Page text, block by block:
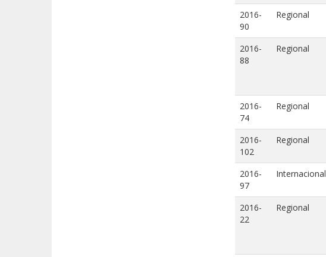
2016-
90
Regional
2016-
88
Regional
2016-
74
Regional
2016-
102
Regional
2016-
97
Internacional
2016-
22
Regional